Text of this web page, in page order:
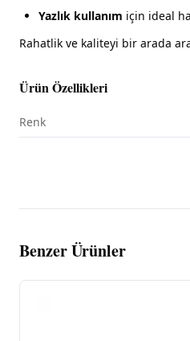
Yazlık kullanım için ideal
Rahatlik ve kaliteyi bir arada
Ürün Özellikleri
Renk
Benzer Ürünler